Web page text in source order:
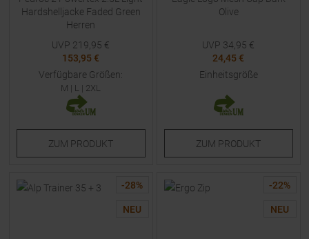
Hardshelljacke Faded Green
Herren
UVP 219,95 €
153,95 €
Verfügbare Größen:
M | L | 2XL
ZUM PRODUKT
Olive
UVP 34,95 €
24,45 €
Einheitsgröße
ZUM PRODUKT
-28%
NEU
-22%
NEU